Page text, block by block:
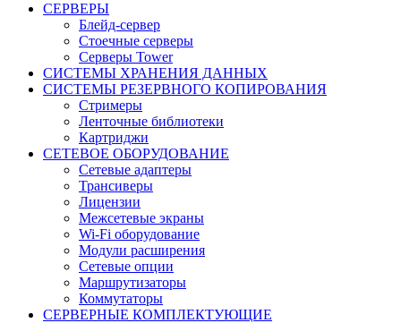
СЕРВЕРЫ
Блейд-сервер
Стоечные серверы
Серверы Tower
СИСТЕМЫ ХРАНЕНИЯ ДАННЫХ
СИСТЕМЫ РЕЗЕРВНОГО КОПИРОВАНИЯ
Стримеры
Ленточные библиотеки
Картриджи
СЕТЕВОЕ ОБОРУДОВАНИЕ
Сетевые адаптеры
Трансиверы
Лицензии
Межсетевые экраны
Wi-Fi оборудование
Модули расширения
Сетевые опции
Маршрутизаторы
Коммутаторы
СЕРВЕРНЫЕ КОМПЛЕКТУЮЩИЕ